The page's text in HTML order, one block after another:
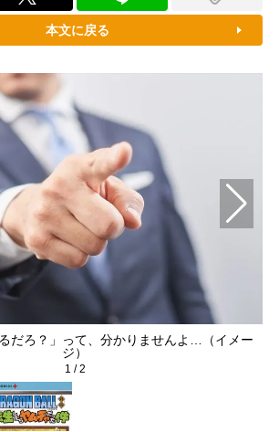
本文に戻る
るだろ？」って、分かりませんよ…（イメー
ジ）
1 /2